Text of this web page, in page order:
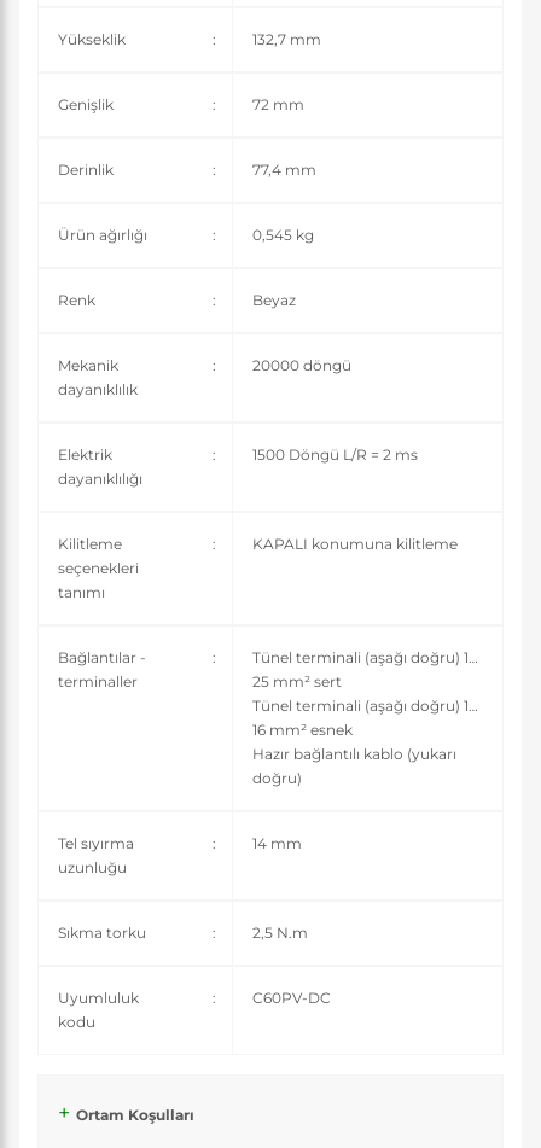
Yükseklik : 132,7 mm
Genişlik : 72 mm
Derinlik : 77,4 mm
Ürün ağırlığı : 0,545 kg
Renk : Beyaz
Mekanik
dayanıklılık
: 20000 döngü
Elektrik
dayanıklılığı
: 1500 Döngü L/R = 2 ms
Kilitleme
seçenekleri
tanımı
: KAPALI konumuna kilitleme
Bağlantılar -
terminaller
:
Tünel terminali (aşağı doğru) 1…
25 mm² sert
Tünel terminali (aşağı doğru) 1…
16 mm² esnek
Hazır bağlantılı kablo (yukarı
doğru)
Tel sıyırma
uzunluğu
: 14 mm
Sıkma torku : 2,5 N.m
Uyumluluk
kodu
: C60PV-DC
Ortam Koşulları